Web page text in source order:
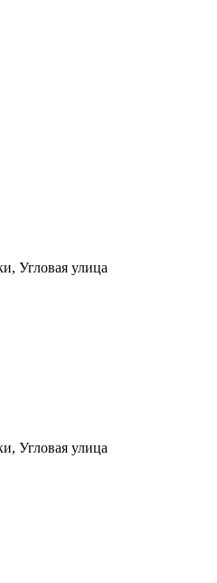
Угловая улица
Угловая улица